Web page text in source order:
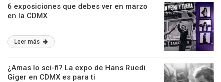
6 exposiciones que debes ver en marzo
en la CDMX
Leer más
¿Amas lo sci-fi? La expo de Hans Ruedi
Giger en CDMX es para ti